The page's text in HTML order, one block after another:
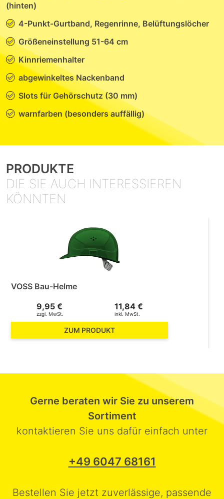
(hinten)
4-Punkt-Gurtband, Regenrinne, Belüftungslöcher
Größeneinstellung 51-64 cm
Kinnriemenhalter
abgewinkeltes Nackenband
Slots für Gehörschutz (30 mm)
warnfarben (besonders auffällig)
PRODUKTE
DIE SIE AUCH INTERESSIEREN
KÖNNTEN
VOSS Bau-Helme
ZUM PRODUKT
9,95 €
zzgl. MwSt.
11,84 €
inkl. MwSt.
Gerne beraten wir Sie zu unserem
Sortiment
kontaktieren Sie uns dafür einfach unter
+49 6047 68161
Bestellen Sie jetzt zuverlässige, passende